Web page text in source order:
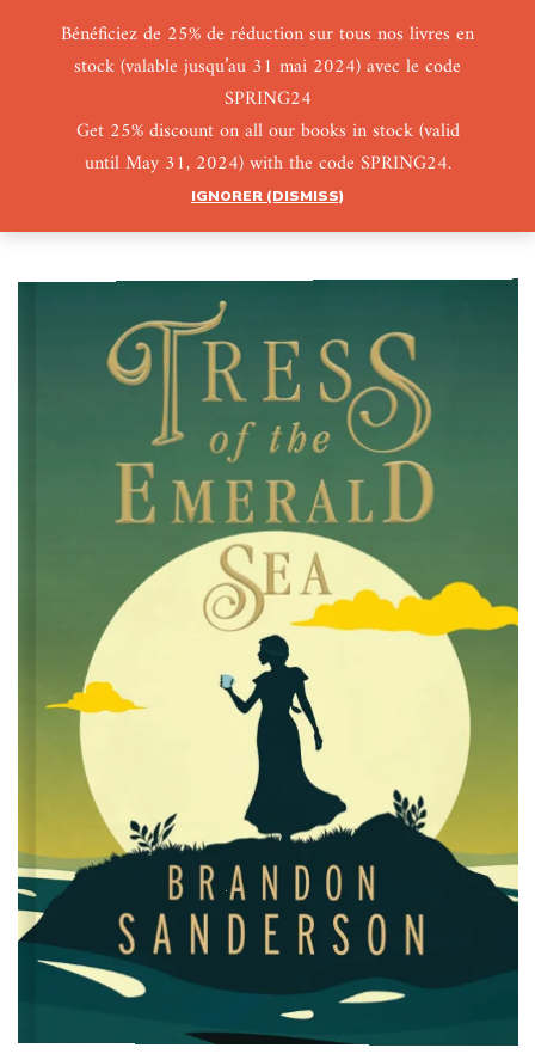
Bénéficiez de 25% de réduction sur tous nos livres en
stock (valable jusqu’au 31 mai 2024) avec le code
SPRING24
Get 25% discount on all our books in stock (valid
until May 31, 2024) with the code SPRING24.
IGNORER (DISMISS)
0 0